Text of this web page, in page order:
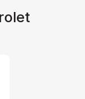
del concesionario